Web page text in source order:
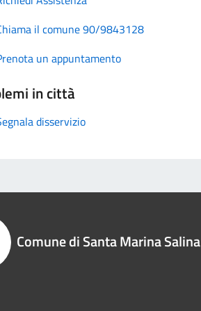
il comune 90/9843128
un appuntamento
in città
disservizio
Comune di Santa Marina Salina